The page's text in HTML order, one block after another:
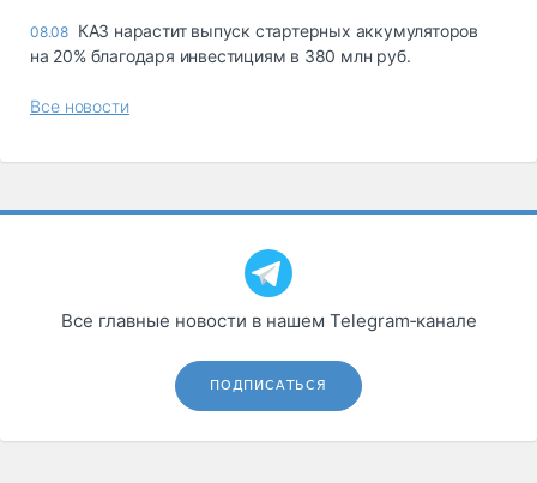
08.08 КАЗ нарастит выпуск стартерных аккумуляторов
на 20% благодаря инвестициям в 380 млн руб.
Все новости
Все главные новости в нашем Telegram‑канале
ПОДПИСАТЬСЯ